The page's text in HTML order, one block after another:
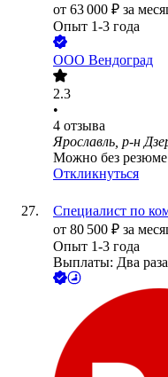
от 63 000 ₽ за
Опыт 1-3 года
ООО Вендоград
2.3
•
4 отзыва
Ярославль, р-н
Можно без резюме
Откликнуться
Специалист по
от 80 500 ₽ за
Опыт 1-3 года
Выплаты: Два